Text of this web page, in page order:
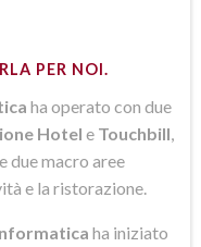
PER NOI.
ha operato con due
Hotel e Touchbill
due macro aree
e la ristorazione.
ha iniziato